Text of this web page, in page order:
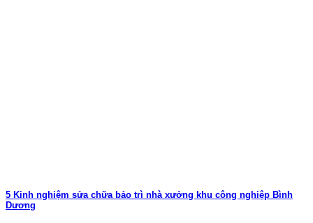
5 Kinh nghiệm sửa chữa bảo trì nhà xưởng khu công nghiệp Bình
Dương